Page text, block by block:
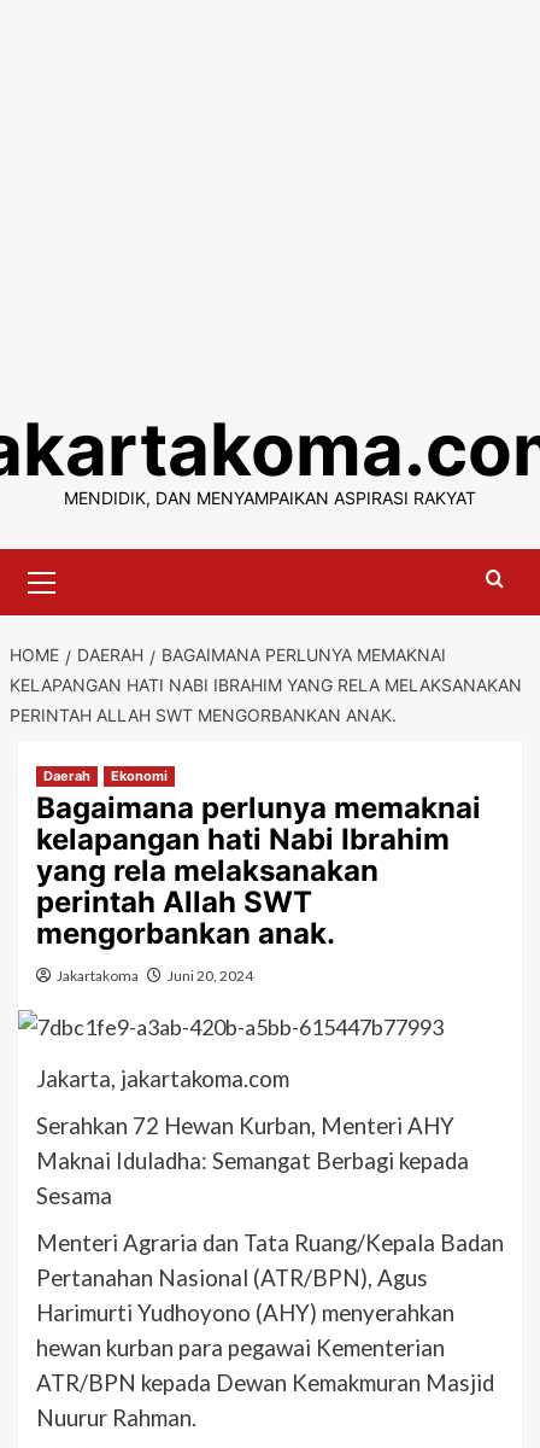
content
MENDIDIK, DAN MENYAMPAIKAN ASPIRASI RAKYAT
Menu
HOME DAERAH
BAGAIMANA PERLUNYA MEMAKNAI
KELAPANGAN HATI NABI IBRAHIM YANG RELA MELAKSANAKAN
PERINTAH ALLAH SWT MENGORBANKAN ANAK.
Daerah Ekonomi
Bagaimana perlunya memaknai
kelapangan hati Nabi Ibrahim
yang rela melaksanakan
perintah Allah SWT
mengorbankan anak.
Jakartakoma Juni 20, 2024
Jakarta, jakartakoma.com
Serahkan 72 Hewan Kurban, Menteri AHY
Maknai Iduladha: Semangat Berbagi kepada
Sesama
Menteri Agraria dan Tata Ruang/Kepala Badan
Pertanahan Nasional (ATR/BPN), Agus
Harimurti Yudhoyono (AHY) menyerahkan
hewan kurban para pegawai Kementerian
ATR/BPN kepada Dewan Kemakmuran Masjid
Nuurur Rahman.